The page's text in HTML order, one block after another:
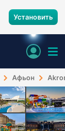
Установить
Афьон